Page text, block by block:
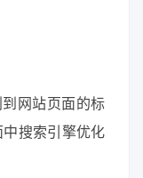
网站页面的标
搜索引擎优化